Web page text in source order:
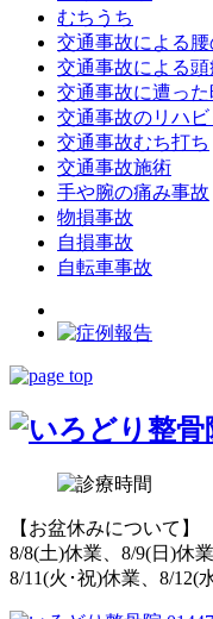
むちうち
交通事故による腰
交通事故による
交通事故に遭っ
交通事故のリハビ
交通事故むち打ち
交通事故施術
手や腕の痛み事故
物損事故
自損事故
自転車事故
【お盆休みについて】
8/8(土)休業、8/9(日)休
8/11(火･祝)休業、8/12(